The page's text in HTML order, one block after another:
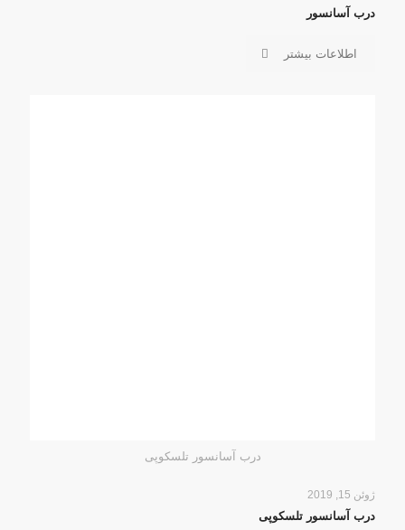
درب آسانسور
اطلاعات بیشتر
درب آسانسور تلسکوپی
ژوئن 15, 2019
درب آسانسور تلسکوپی